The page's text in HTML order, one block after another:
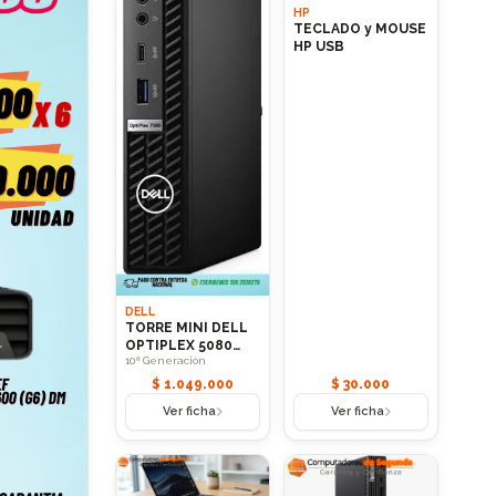
DELL
TORRE MINI DELL
OPTIPLEX 5080
(MFF) Core i5 10ª
Generación RAM
16GB 256 SOLIDO
10ª Generación
$ 1.049.000
Ver ficha
HP
TECLADO y MOUSE
HP USB
$ 30.000
Ver ficha